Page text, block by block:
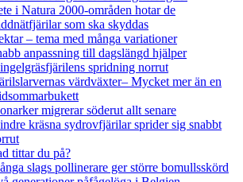
i Natura 2000-områden hotar de
som ska skyddas
– tema med många variationer
anpassning till dagslängd hjälper
spridning norrut
värdväxter– Mycket mer än en
migrerar söderut allt senare
kräsna sydrovfjärilar sprider sig snabbt
tittar du på?
slags pollinerare ger större bomullsskörd